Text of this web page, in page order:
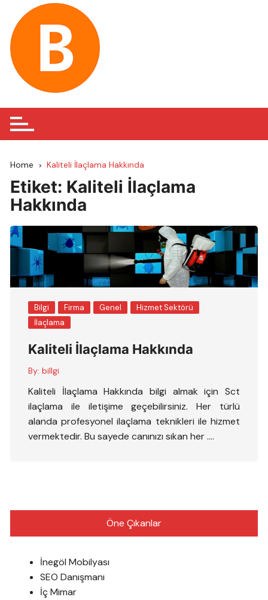
content
Home Kaliteli İlaçlama Hakkında
Etiket: Kaliteli İlaçlama
Hakkında
Bilgi Firma Genel
Hizmet Sektörü
İlaçlama
Kaliteli İlaçlama Hakkında
By: billgi
Kaliteli İlaçlama Hakkında bilgi almak için Sct
ilaçlama ile iletişime geçebilirsiniz. Her türlü
alanda profesyonel ilaçlama teknikleri ile hizmet
vermektedir. Bu sayede canınızı sıkan her ….
Öne Çıkanlar
İnegöl Mobilyası
SEO Danışmanı
İç Mimar